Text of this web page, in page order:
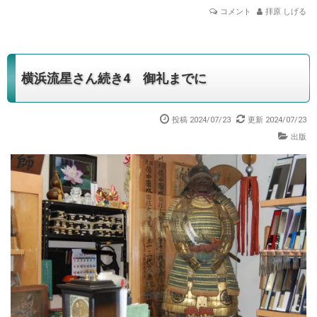
コメント 拝原 しげる
横浜流星さん続き4 御礼までに
投稿 2024/07/23
更新 2024/07/23
出版